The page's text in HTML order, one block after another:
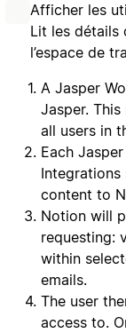
Afficher les
Lit les détails
l’espace de
A Jasper
Jasper.
all users in
Each
content to
Notion will
requesting:
within
emails.
The user
access to.